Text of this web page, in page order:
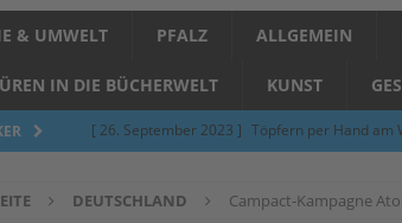
& UMWELT PFALZ ALLGEMEIN
IN DIE BÜCHERWELT KUNST
[ 26. September 2023 ] Töpfern per Hand am
[ 5. Juni 2023 ]
Töpfern am Abend –
DEUTSCHLAND Campact-Kampagne